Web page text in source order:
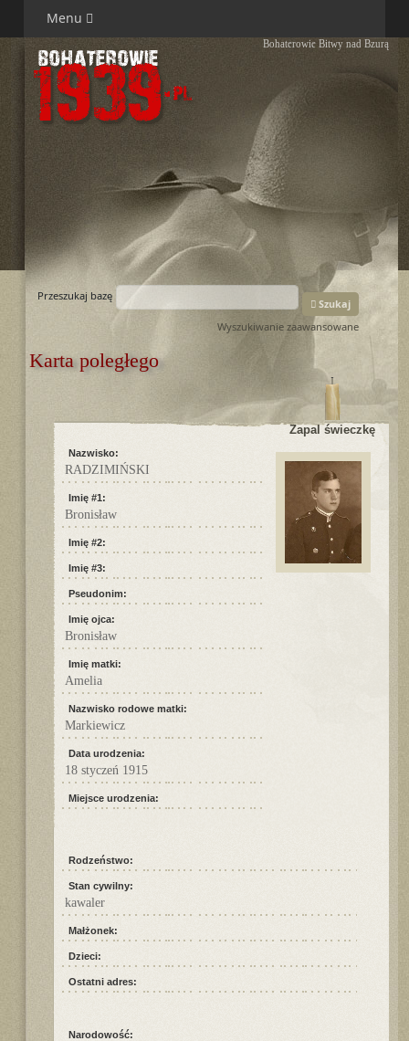
Menu
Bohaterowie Bitwy nad Bzurą
Przeszukaj bazę
Szukaj
Wyszukiwanie zaawansowane
Karta poległego
Zapal świeczkę
Nazwisko:
RADZIMIŃSKI
Imię #1:
Bronisław
Imię #2:
Imię #3:
Pseudonim:
Imię ojca:
Bronisław
Imię matki:
Amelia
Nazwisko rodowe matki:
Markiewicz
Data urodzenia:
18 styczeń 1915
Miejsce urodzenia:
Rodzeństwo:
Stan cywilny:
kawaler
Małżonek:
Dzieci:
Ostatni adres:
Narodowość: